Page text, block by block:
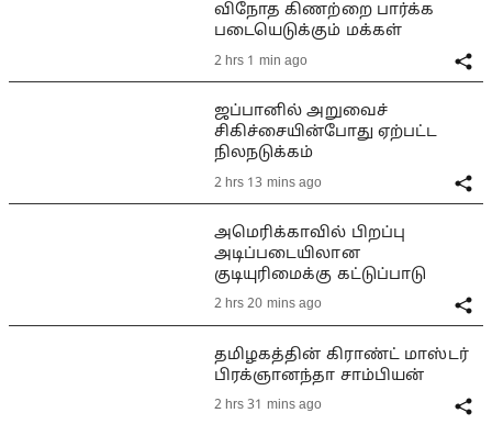
விநோத கிணற்றை பார்க்க
படையெடுக்கும் மக்கள்
2 hrs 1 min ago
ஜப்பானில் அறுவைச்
சிகிச்சையின்போது ஏற்பட்ட
நிலநடுக்கம்
2 hrs 13 mins ago
அமெரிக்காவில் பிறப்பு
அடிப்படையிலான
குடியுரிமைக்கு கட்டுப்பாடு
2 hrs 20 mins ago
தமிழகத்தின் கிராண்ட் மாஸ்டர்
பிரக்ஞானந்தா சாம்பியன்
2 hrs 31 mins ago